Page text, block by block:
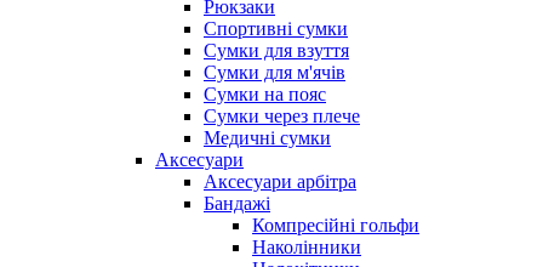
Рюкзаки
Спортивні сумки
Сумки для взуття
Сумки для м'ячів
Сумки на пояс
Сумки через плече
Медичні сумки
Аксесуари
Аксесуари арбітра
Бандажі
Компресійні гольфи
Наколінники